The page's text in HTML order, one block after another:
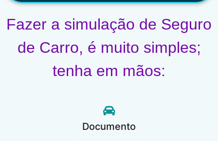
Fazer a simulação de Seguro
de Carro, é muito simples;
tenha em mãos:
Documento